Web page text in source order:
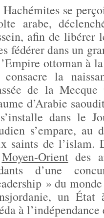
Hachémites se
arabe,
afin de libérer
fédérer dans un
ottoman à
la
de la
d’Arabie
dans le
s’empare, au
saints de l’islam.
Moyen-Orientdes
d’une
» du
un État
à l’indépendance